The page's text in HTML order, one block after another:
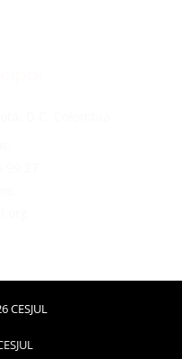
CESJUL